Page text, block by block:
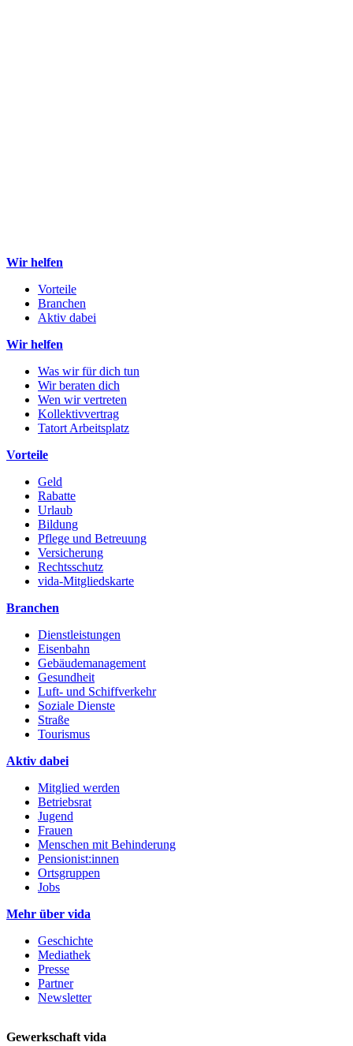
Wir helfen
Vorteile
Branchen
Aktiv dabei
Wir helfen
Was wir für dich tun
Wir beraten dich
Wen wir vertreten
Kollektivvertrag
Tatort Arbeitsplatz
Vorteile
Geld
Rabatte
Urlaub
Bildung
Pflege und Betreuung
Versicherung
Rechtsschutz
vida-Mitgliedskarte
Branchen
Dienstleistungen
Eisenbahn
Gebäudemanagement
Gesundheit
Luft- und Schiffverkehr
Soziale Dienste
Straße
Tourismus
Aktiv dabei
Mitglied werden
Betriebsrat
Jugend
Frauen
Menschen mit Behinderung
Pensionist:innen
Ortsgruppen
Jobs
Mehr über vida
Geschichte
Mediathek
Presse
Partner
Newsletter
Gewerkschaft vida